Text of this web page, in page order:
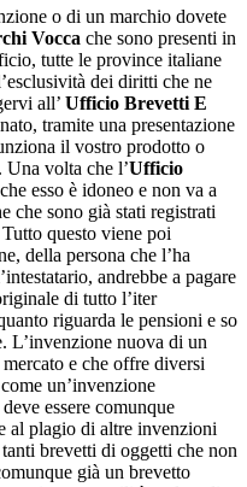
o di un marchio dovete
Vocca che sono presenti in
tutte le province italiane
dei diritti che ne
all’ Ufficio Brevetti E
tramite una presentazione
il vostro prodotto o
Una volta che l’Ufficio
esso è idoneo e non va a
che sono già stati registrati
questo viene poi
della persona che l’ha
andrebbe a pagare
di tutto l’iter
riguarda le pensioni e so
L’invenzione nuova di un
e che offre diversi
un’invenzione
essere comunque
al plagio di altre invenzioni
brevetti di oggetti che non
già un brevetto